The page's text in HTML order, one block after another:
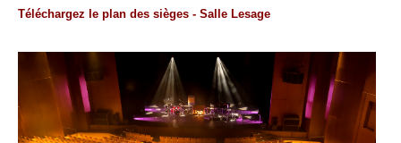
Téléchargez le plan des sièges - Salle Lesage